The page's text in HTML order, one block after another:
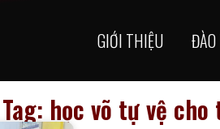
GIỚI THIỆU
Tag: học võ tự vệ